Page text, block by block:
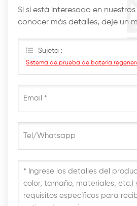
Si si está interesado en
conocer más detalles, deje un
Sujeta :
Sistema de prueba de batería